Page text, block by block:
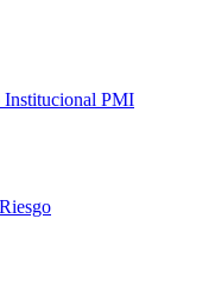
Institucional PMI